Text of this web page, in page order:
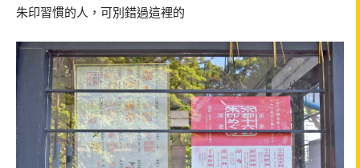
朱印習慣的人，可別錯過這裡的